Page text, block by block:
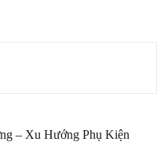
– Xu Hướng Phụ Kiện